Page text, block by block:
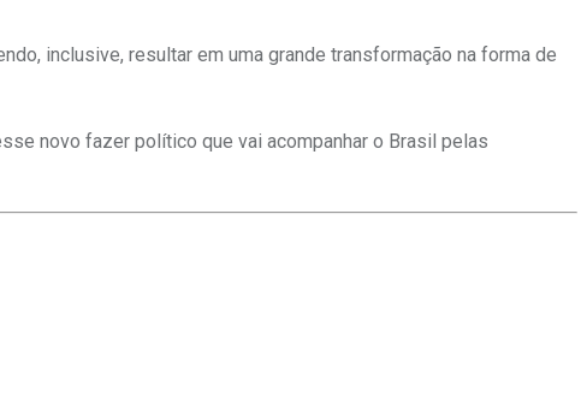
inclusive, resultar em uma grande transformação na forma de
novo fazer político que vai acompanhar o Brasil pelas